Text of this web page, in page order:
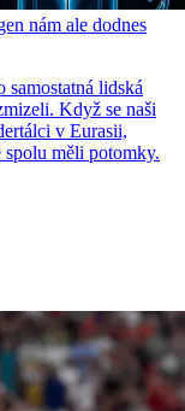
nám ale dodnes
lidská
Když se naši
v Eurasii,
spolu měli potomky.